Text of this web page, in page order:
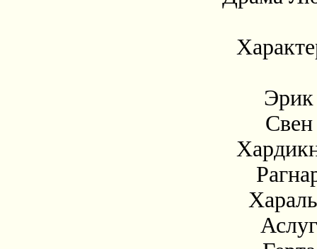
Эрик
Свен
Аслуг